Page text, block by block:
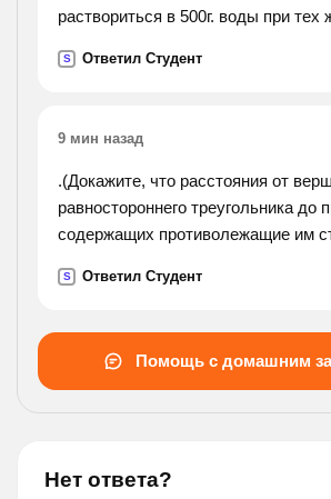
раствориться в 500г. воды при тех
S Ответил Студент
9 мин назад
.(Докажите, что расстояния от
равностороннего треугольника до
содержащих противолежащие им
S Ответил Студент
Помощь с домашним
Нет ответа?